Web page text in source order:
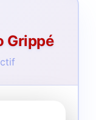
Grippé